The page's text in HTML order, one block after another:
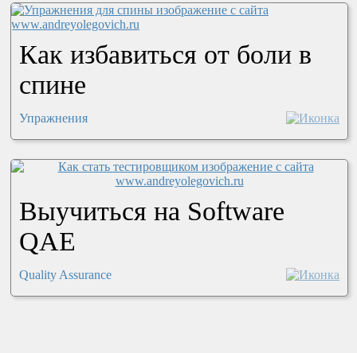
Как избавиться от боли в
спине
Упражнения
Выучиться на Software
QAE
Quality Assurance